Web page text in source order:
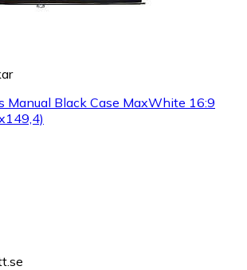
Manual Black Case MaxWhite 16:9